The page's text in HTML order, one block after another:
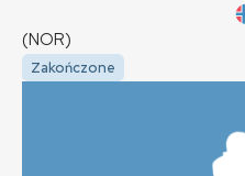
(NOR)
Zakończone